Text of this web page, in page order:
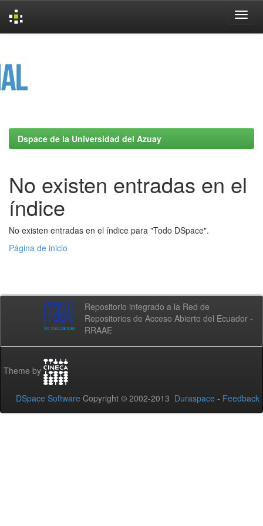
Dspace de la Universidad del Azuay
No existen entradas en el
índice
No existen entradas en el índice para "Todo DSpace".
Página de inicio
Repositorio integrado a la Red de
Repositorios de Acceso Abierto del Ecuador -
RRAAE
Theme by
DSpace Software Copyright © 2002-2013 Duraspace - Feedback